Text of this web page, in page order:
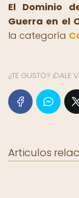
El Dominio
Guerra en el
la categoría
¿TE GUSTÓ? ¡DALE
Articulos